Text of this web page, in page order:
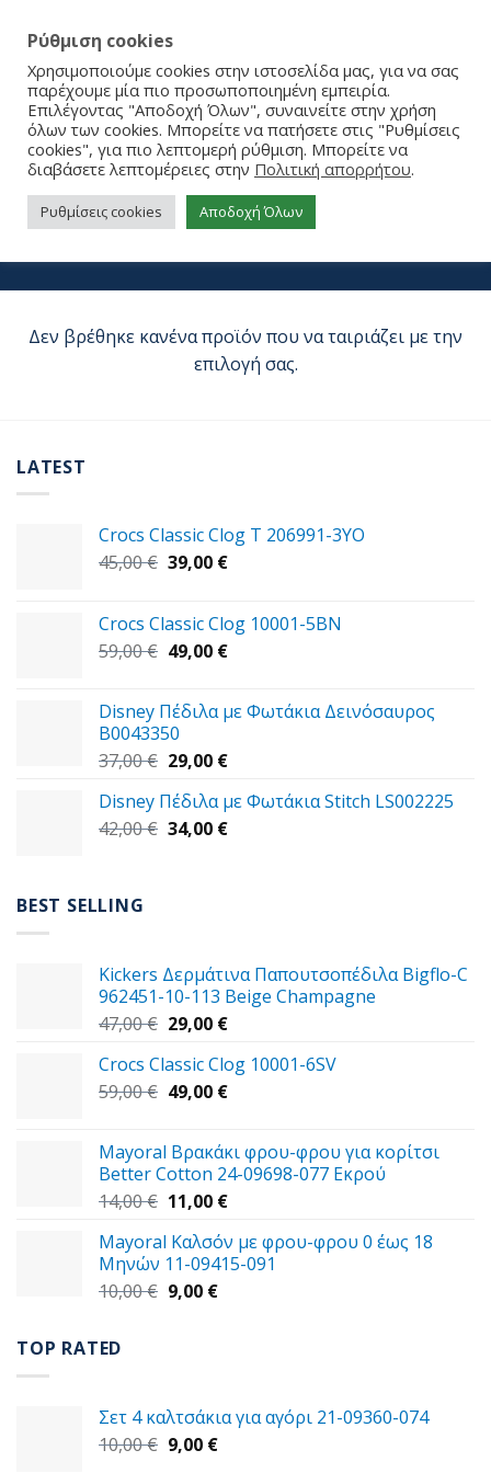
KidZZfarm
Δεν βρέθηκε κανένα προϊόν που να ταιριάζει με την
επιλογή σας.
LATEST
Crocs Classic Clog T 206991-3YΟ
45,00€ Original
45,00 €.
39,00 €Η
είναι:
39,00 €.
Crocs Classic Clog 10001-5BN
59,00€ Original
59,00 €.
49,00 €Η
είναι:
Disney Πέδιλα με Φωτάκια Δεινόσαυρος
B0043350
37,00€ Original
was:
37,00 €.
29,00 €Η
τιμή
είναι:
Disney Πέδιλα με Φωτάκια Stitch LS002225
42,00€ Original
34,00 €Η
BEST SELLING
Kickers Δερμάτινα Παπουτσοπέδιλα Bigflo-C
962451-10-113 Beige Champagne
47,00€ Original
was:
47,00 €.
29,00 €Η
τιμή
είναι:
Crocs Classic Clog 10001-6SV
59,00€ Original
59,00 €.
49,00 €Η
είναι:
49,00 €.
Mayoral Βρακάκι φρου-φρου για κορίτσι
Better Cotton 24-09698-077 Εκρού
14,00€ Original
was:
14,00 €.
11,00 €Η
τιμή
είναι:
Mayoral Καλσόν με φρου-φρου 0 έως 18
Μηνών 11-09415-091
10,00€ Original
9,00 €Η
TOP RATED
Σετ 4 καλτσάκια για αγόρι 21-09360-074
10,00€ Original
9,00 €Η
Ρύθμιση cookies
Χρησιμοποιούμε cookies στην ιστοσελίδα μας, για να σας
παρέχουμε μία πιο προσωποποιημένη εμπειρία.
Επιλέγοντας "Αποδοχή Όλων", συναινείτε στην χρήση
όλων των cookies. Μπορείτε να πατήσετε στις "Ρυθμίσεις
cookies", για πιο λεπτομερή ρύθμιση. Μπορείτε να
διαβάσετε λεπτομέρειες στην Πολιτική απορρήτου.
Ρυθμίσεις cookies Αποδοχή Όλων